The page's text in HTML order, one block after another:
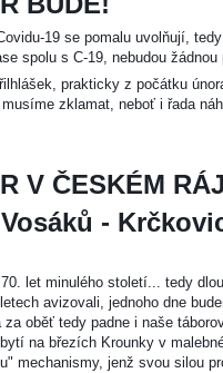
19 se pomalu uvolňují,
spolu s C-19, nebudou žádnou
prakticky z počátku
zklamat, neboť i řada
V ČESKÉM
-
let minulého století... tedy
avizovali, jednoho dne
oběť tedy padne i naše
na březích Krounky v
mechanismy, jenž svou silou